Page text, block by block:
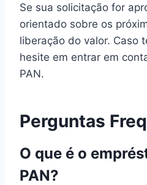
Se sua solicitação for
orientado sobre os
liberação do valor. Caso
hesite em entrar em
PAN.
Perguntas
O que é o
PAN?